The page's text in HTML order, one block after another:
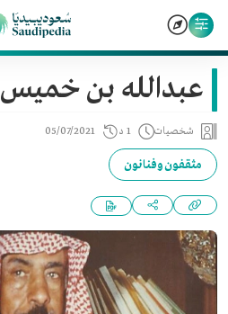
عبدالله بن خميس
شخصيات 1 د 05/07/2021
مثقفون وفنانون